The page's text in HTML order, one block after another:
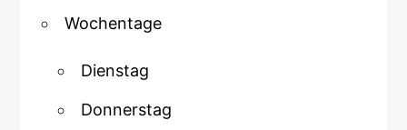
Wochentage
Dienstag
Donnerstag